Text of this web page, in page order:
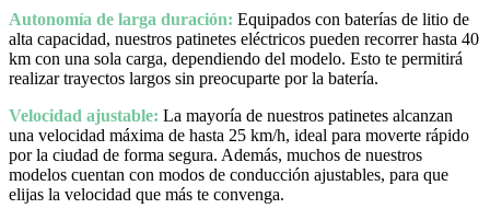
Autonomía de larga duración: Equipados con baterías de litio de
alta capacidad, nuestros patinetes eléctricos pueden recorrer hasta 40
km con una sola carga, dependiendo del modelo. Esto te permitirá
realizar trayectos largos sin preocuparte por la batería.
Velocidad ajustable: La mayoría de nuestros patinetes alcanzan
una velocidad máxima de hasta 25 km/h, ideal para moverte rápido
por la ciudad de forma segura. Además, muchos de nuestros
modelos cuentan con modos de conducción ajustables, para que
elijas la velocidad que más te convenga.